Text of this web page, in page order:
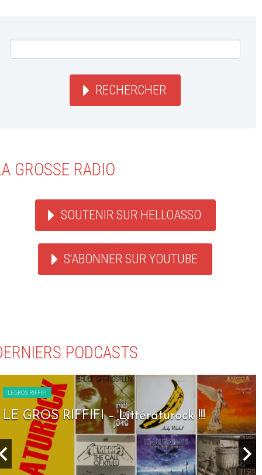
RECHERCHER
GROSSE RADIO
SOUTENIR SUR HELLOASSO
S'ABONNER SUR YOUTUBE
PODCASTS
LE GROS RIFFIFI
LE GROS RIFFIFI – Littératurock !!!